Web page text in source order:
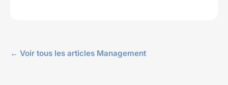
← Voir tous les articles Management